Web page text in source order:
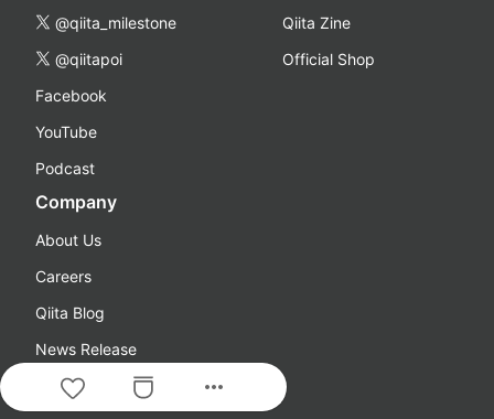
more_horiz
@qiita_milestone
@qiitapoi
Facebook
YouTube
Podcast
Qiita Zine
Official Shop
Company
About Us
Careers
Qiita Blog
News Release